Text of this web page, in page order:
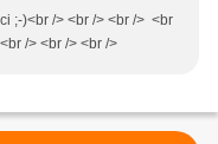
;-)<br /> <br /> <br /> <br
/> <br /> <br />